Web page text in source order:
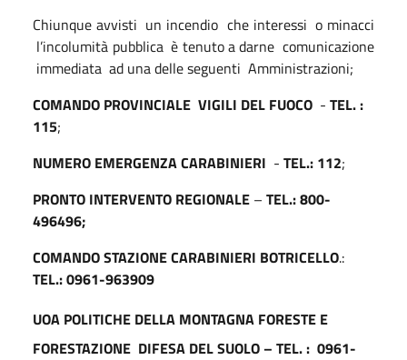
Chiunque avvisti un incendio che interessi o minacci
l’incolumità pubblica è tenuto a darne comunicazione
immediata ad una delle seguenti Amministrazioni;
COMANDO PROVINCIALE VIGILI DEL FUOCO - TEL. :
115;
NUMERO EMERGENZA CARABINIERI - TEL.: 112;
PRONTO INTERVENTO REGIONALE – TEL.: 800-
496496;
COMANDO STAZIONE CARABINIERI BOTRICELLO.:
TEL.: 0961-963909
UOA POLITICHE DELLA MONTAGNA FORESTE E
FORESTAZIONE DIFESA DEL SUOLO – TEL. : 0961-